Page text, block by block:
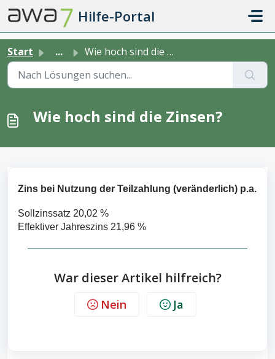
Zum hauptsächlichen Inhalt gehen
Hilfe-Portal
Start ... Wie hoch sind die Zinsen?
Wie hoch sind die Zinsen?
Zins bei Nutzung der Teilzahlung (veränderlich) p.a.
Sollzinssatz 20,02 %
Effektiver Jahreszins 21,96 %
War dieser Artikel hilfreich?
Nein Ja